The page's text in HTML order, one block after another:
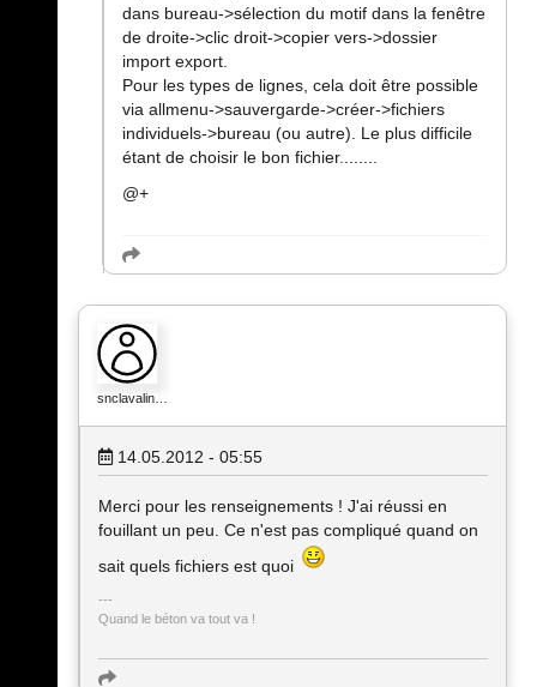
dans bureau->sélection du motif dans la fenêtre
de droite->clic droit->copier vers->dossier
import export.
Pour les types de lignes, cela doit être possible
via allmenu->sauvergarde->créer->fichiers
individuels->bureau (ou autre). Le plus difficile
étant de choisir le bon fichier........
@+
snclavalin…
14.05.2012 - 05:55
Merci pour les renseignements ! J'ai réussi en
fouillant un peu. Ce n'est pas compliqué quand on
sait quels fichiers est quoi
Quand le béton va tout va !